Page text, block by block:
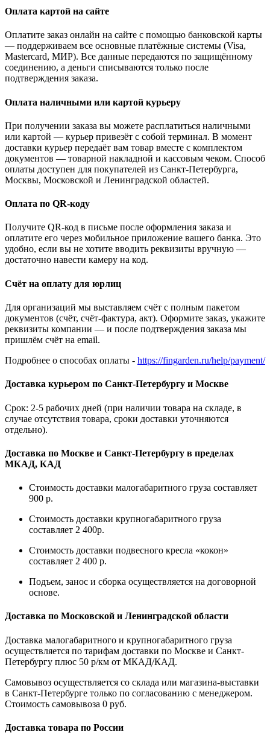
Оплата картой на сайте
Оплатите заказ онлайн на сайте с помощью банковской карты
— поддерживаем все основные платёжные системы (Visa,
Mastercard, МИР). Все данные передаются по защищённому
соединению, а деньги списываются только после
подтверждения заказа.
Оплата наличными или картой курьеру
При получении заказа вы можете расплатиться наличными
или картой — курьер привезёт с собой терминал. В момент
доставки курьер передаёт вам товар вместе с комплектом
документов — товарной накладной и кассовым чеком. Способ
оплаты доступен для покупателей из Санкт-Петербурга,
Москвы, Московской и Ленинградской областей.
Оплата по QR-коду
Получите QR-код в письме после оформления заказа и
оплатите его через мобильное приложение вашего банка. Это
удобно, если вы не хотите вводить реквизиты вручную —
достаточно навести камеру на код.
Счёт на оплату для юрлиц
Для организаций мы выставляем счёт с полным пакетом
документов (счёт, счёт-фактура, акт). Оформите заказ, укажите
реквизиты компании — и после подтверждения заказа мы
пришлём счёт на email.
Подробнее о способах оплаты - https://fingarden.ru/help/payment/
Доставка курьером по Санкт-Петербургу и Москве
Срок: 2-5 рабочих дней (при наличии товара на складе, в
случае отсутствия товара, сроки доставки уточняются
отдельно).
Доставка по Москве и Санкт-Петербургу в пределах
МКАД, КАД
Стоимость доставки малогабаритного груза составляет
900 р.
Стоимость доставки крупногабаритного груза
составляет 2 400р.
Стоимость доставки подвесного кресла «кокон»
составляет 2 400 р.
Подъем, занос и сборка осуществляется на договорной
основе.
Доставка по Московской и Ленинградской области
Доставка малогабаритного и крупногабаритного груза
осуществляется по тарифам доставки по Москве и Санкт-
Петербургу плюс 50 р/км от МКАД/КАД.
Самовывоз осуществляется со склада или магазина-выставки
в Санкт-Петербурге только по согласованию с менеджером.
Стоимость самовывоза 0 руб.
Доставка товара по России